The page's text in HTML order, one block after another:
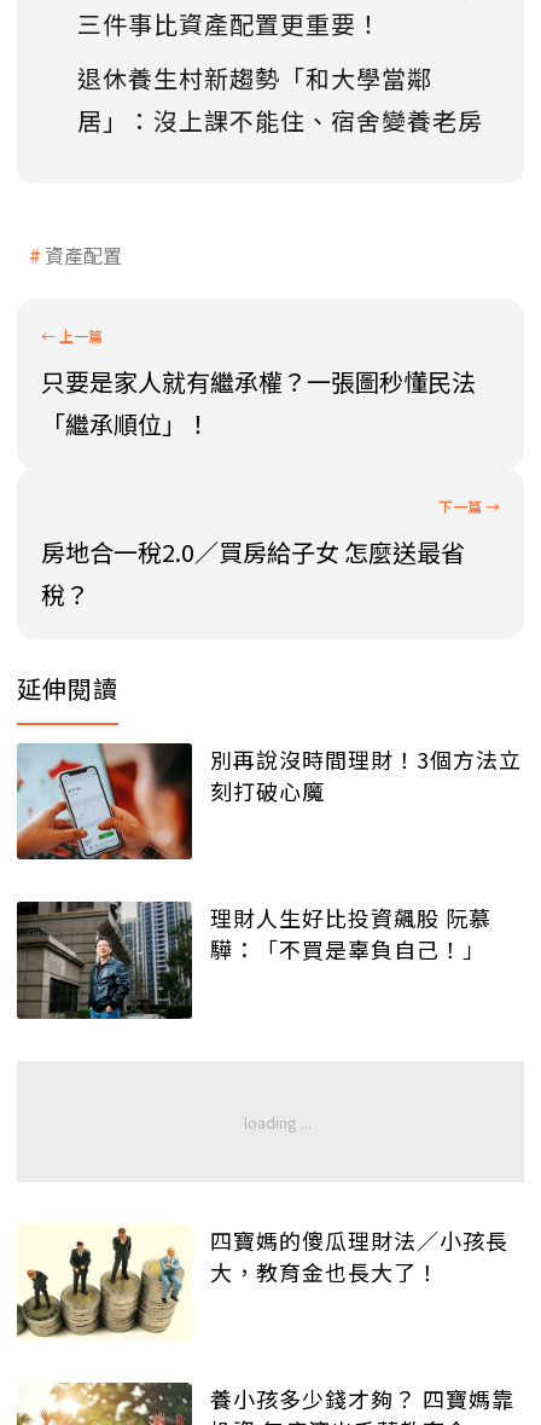
三件事比資產配置更重要！
退休養生村新趨勢「和大學當鄰
居」：沒上課不能住、宿舍變養老房
資產配置
只要是家人就有繼承權？一張圖秒懂民法
「繼承順位」！
房地合一稅2.0／買房給子女 怎麼送最省
稅？
延伸閱讀
別再說沒時間理財！3個方法立
刻打破心魔
理財人生好比投資飆股 阮慕
驊：「不買是辜負自己！」
四寶媽的傻瓜理財法／小孩長
大，教育金也長大了！
養小孩多少錢才夠？ 四寶媽靠